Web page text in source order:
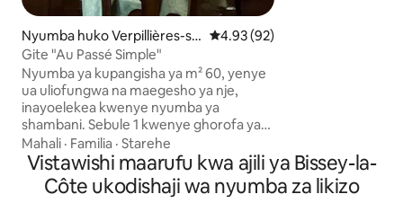
Nyumba huko Verpillières-su
r-Ource
Ukadiriaji wa wastani wa 4.93
4.93 (92)
Gite "Au Passé Simple"
Nyumba ya kupangisha ya m² 60, yenye
ua uliofungwa na maegesho ya nje,
inayoelekea kwenye nyumba ya
shambani. Sebule 1 kwenye ghorofa ya
chini iliyo na jiko, sebule, meko. Bafu 1
kwenye ghorofa ya chini Ghorofa ya juu,
vyumba 2 vya kulala mfululizo, chumba
cha kwanza cha kulala chenye kitanda
Mahali · Familia · Starehe
Vistawishi maarufu kwa ajili ya Bissey-la-
Côte ukodishaji wa nyumba za likizo